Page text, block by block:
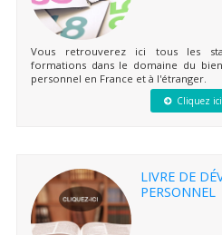
Vous retrouverez ici tous les
formations dans le domaine du
personnel en France et à l'étranger.
Cliquez ici
LIVRE DE
PERSONNEL